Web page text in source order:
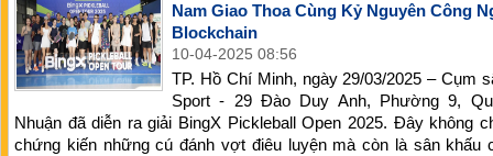
Nam Giao Thoa Cùng Kỷ Nguyên Công
Blockchain
10-04-2025 08:56
TP. Hồ Chí Minh, ngày 29/03/2025 – Cụm
Sport - 29 Đào Duy Anh, Phường 9,
Nhuận đã diễn ra giải BingX Pickleball Open 2025. Đây không
chứng kiến những cú đánh vợt điêu luyện mà còn là sân khấu